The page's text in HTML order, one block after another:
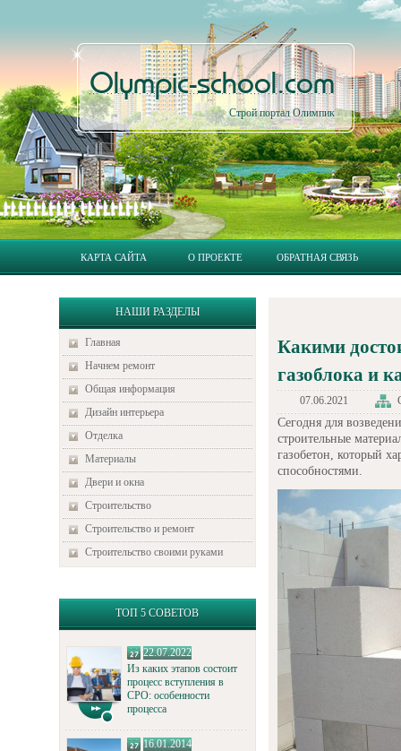
Olympic-school.com
Строй портал Олимпик
КАРТА САЙТА О ПРОЕКТЕ ОБРАТНАЯ СВЯЗЬ
НАШИ РАЗДЕЛЫ
Главная
Начнем ремонт
Общая информация
Дизайн интерьера
Отделка
Материалы
Двери и окна
Строительство
Строительство и ремонт
Строительство своими руками
ТОП 5 СОВЕТОВ
22.07.2022
Из каких этапов состоит
процесс вступления в
СРО: особенности
процесса
16.01.2014
Какими
газоблока и
07.06.2021
Сегодня для
строительные
газобетон, который
способностями.